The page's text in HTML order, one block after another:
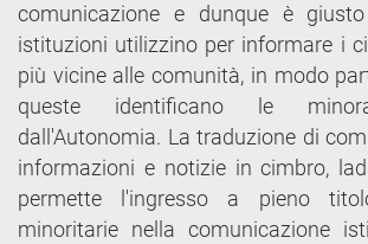
comunicazione e dunque è
istituzioni utilizzino per informare i
più vicine alle comunità, in modo
queste identificano le
dall'Autonomia. La traduzione di
informazioni e notizie in cimbro,
permette l'ingresso a pieno
minoritarie nella comunicazione